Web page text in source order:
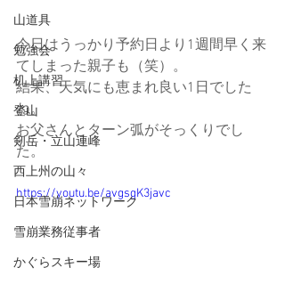
山道具
勉強会
机上講習
登山
剱岳・立山連峰
西上州の山々
日本雪崩ネットワーク
雪崩業務従事者
かぐらスキー場
今日はうっかり予約日より1週間早く来
てしまった親子も（笑）。
結果、天気にも恵まれ良い1日でした
ね。
お父さんとターン弧がそっくりでし
た。
https://youtu.be/avgsgK3javc